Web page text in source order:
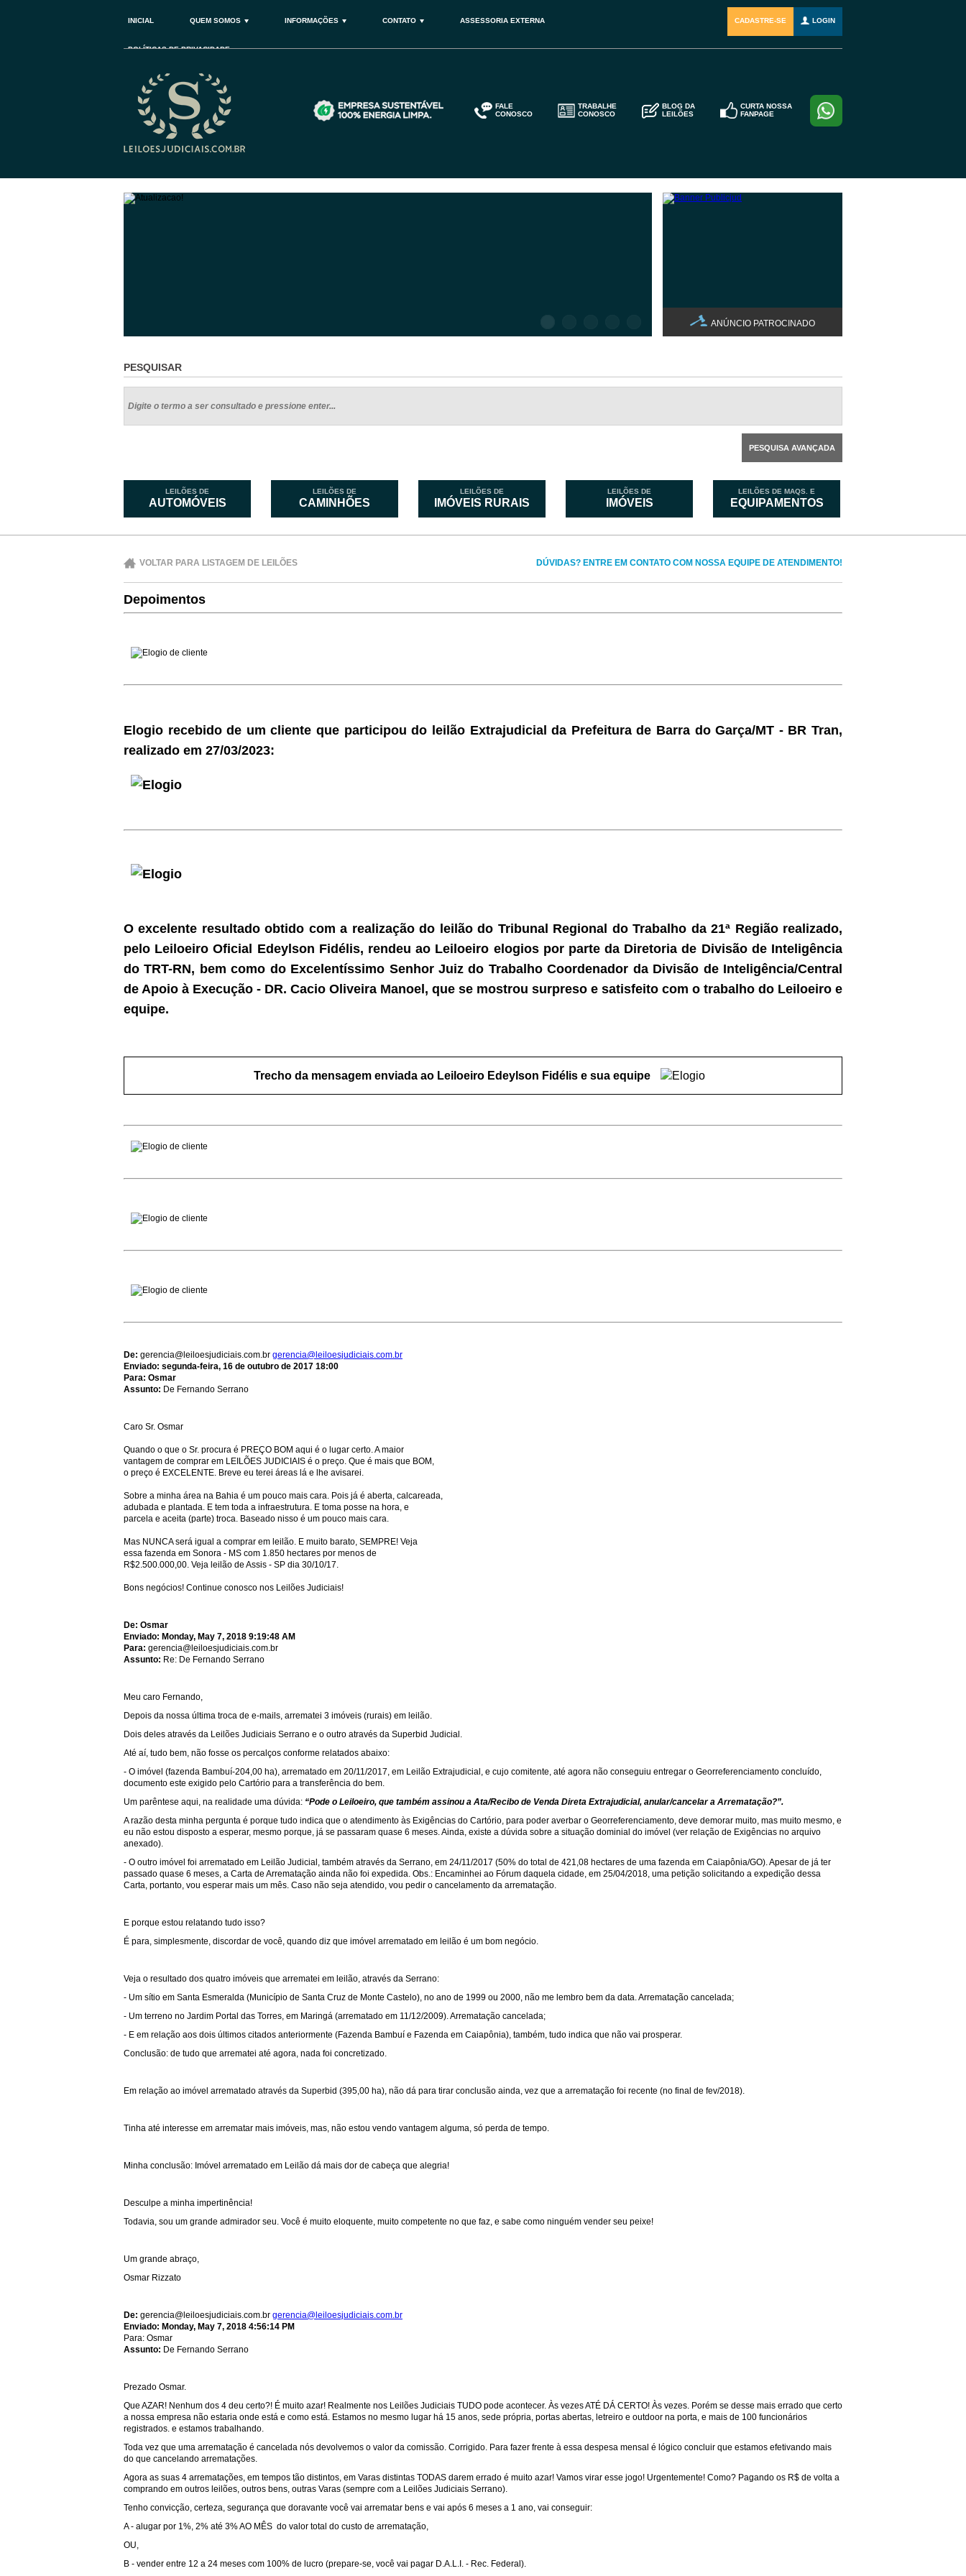
INICIAL QUEM SOMOS INFORMAÇÕES CONTATO ASSESSORIA EXTERNA
POLÍTICAS DE PRIVACIDADE
LOGIN
CADASTRE-SE
CURTA NOSSA
FANPAGE
BLOG DA
LEILÕES
TRABALHE
CONOSCO
FALE
CONOSCO
ANÚNCIO PATROCINADO
PESQUISAR
PESQUISA AVANÇADA
LEILÕES DE
AUTOMÓVEIS
LEILÕES DE
CAMINHÕES
LEILÕES DE
IMÓVEIS RURAIS
LEILÕES DE
IMÓVEIS
LEILÕES DE MAQS. E
EQUIPAMENTOS
VOLTAR PARA LISTAGEM DE LEILÕES DÚVIDAS? ENTRE EM CONTATO COM NOSSA EQUIPE DE ATENDIMENTO!
Depoimentos
Elogio recebido de um cliente que participou do leilão Extrajudicial da Prefeitura de Barra do Garça/MT - BR Tran,
realizado em 27/03/2023:
O excelente resultado obtido com a realização do leilão do Tribunal Regional do Trabalho da 21ª Região realizado,
pelo Leiloeiro Oficial Edeylson Fidélis, rendeu ao Leiloeiro elogios por parte da Diretoria de Divisão de Inteligência
do TRT-RN, bem como do Excelentíssimo Senhor Juiz do Trabalho Coordenador da Divisão de Inteligência/Central
de Apoio à Execução - DR. Cacio Oliveira Manoel, que se mostrou surpreso e satisfeito com o trabalho do Leiloeiro e
equipe.
Trecho da mensagem enviada ao Leiloeiro Edeylson Fidélis e sua equipe
De: gerencia@leiloesjudiciais.com.br gerencia@leiloesjudiciais.com.br
Enviado: segunda-feira, 16 de outubro de 2017 18:00
Para: Osmar
Assunto: De Fernando Serrano
Caro Sr. Osmar
Quando o que o Sr. procura é PREÇO BOM aqui é o lugar certo. A maior
vantagem de comprar em LEILÕES JUDICIAIS é o preço. Que é mais que BOM,
o preço é EXCELENTE. Breve eu terei áreas lá e lhe avisarei.
Sobre a minha área na Bahia é um pouco mais cara. Pois já é aberta, calcareada,
adubada e plantada. E tem toda a infraestrutura. E toma posse na hora, e
parcela e aceita (parte) troca. Baseado nisso é um pouco mais cara.
Mas NUNCA será igual a comprar em leilão. E muito barato, SEMPRE! Veja
essa fazenda em Sonora - MS com 1.850 hectares por menos de
R$2.500.000,00. Veja leilão de Assis - SP dia 30/10/17.
Bons negócios! Continue conosco nos Leilões Judiciais!
De: Osmar
Enviado: Monday, May 7, 2018 9:19:48 AM
Para: gerencia@leiloesjudiciais.com.br
Assunto: Re: De Fernando Serrano
Meu caro Fernando,
Depois da nossa última troca de e-mails, arrematei 3 imóveis (rurais) em leilão.
Dois deles através da Leilões Judiciais Serrano e o outro através da Superbid Judicial.
Até aí, tudo bem, não fosse os percalços conforme relatados abaixo:
- O imóvel (fazenda Bambuí-204,00 ha), arrematado em 20/11/2017, em Leilão Extrajudicial, e cujo comitente, até agora não conseguiu entregar o Georreferenciamento concluído,
documento este exigido pelo Cartório para a transferência do bem.
Um parêntese aqui, na realidade uma dúvida: “Pode o Leiloeiro, que também assinou a Ata/Recibo de Venda Direta Extrajudicial, anular/cancelar a Arrematação?”.
A razão desta minha pergunta é porque tudo indica que o atendimento às Exigências do Cartório, para poder averbar o Georreferenciamento, deve demorar muito, mas muito mesmo, e
eu não estou disposto a esperar, mesmo porque, já se passaram quase 6 meses. Ainda, existe a dúvida sobre a situação dominial do imóvel (ver relação de Exigências no arquivo
anexado).
- O outro imóvel foi arrematado em Leilão Judicial, também através da Serrano, em 24/11/2017 (50% do total de 421,08 hectares de uma fazenda em Caiapônia/GO). Apesar de já ter
passado quase 6 meses, a Carta de Arrematação ainda não foi expedida. Obs.: Encaminhei ao Fórum daquela cidade, em 25/04/2018, uma petição solicitando a expedição dessa
Carta, portanto, vou esperar mais um mês. Caso não seja atendido, vou pedir o cancelamento da arrematação.
E porque estou relatando tudo isso?
É para, simplesmente, discordar de você, quando diz que imóvel arrematado em leilão é um bom negócio.
Veja o resultado dos quatro imóveis que arrematei em leilão, através da Serrano:
- Um sítio em Santa Esmeralda (Município de Santa Cruz de Monte Castelo), no ano de 1999 ou 2000, não me lembro bem da data. Arrematação cancelada;
- Um terreno no Jardim Portal das Torres, em Maringá (arrematado em 11/12/2009). Arrematação cancelada;
- E em relação aos dois últimos citados anteriormente (Fazenda Bambuí e Fazenda em Caiapônia), também, tudo indica que não vai prosperar.
Conclusão: de tudo que arrematei até agora, nada foi concretizado.
Em relação ao imóvel arrematado através da Superbid (395,00 ha), não dá para tirar conclusão ainda, vez que a arrematação foi recente (no final de fev/2018).
Tinha até interesse em arrematar mais imóveis, mas, não estou vendo vantagem alguma, só perda de tempo.
Minha conclusão: Imóvel arrematado em Leilão dá mais dor de cabeça que alegria!
Desculpe a minha impertinência!
Todavia, sou um grande admirador seu. Você é muito eloquente, muito competente no que faz, e sabe como ninguém vender seu peixe!
Um grande abraço,
Osmar Rizzato
De: gerencia@leiloesjudiciais.com.br gerencia@leiloesjudiciais.com.br
Enviado: Monday, May 7, 2018 4:56:14 PM
Para: Osmar
Assunto: De Fernando Serrano
Prezado Osmar.
Que AZAR! Nenhum dos 4 deu certo?! É muito azar! Realmente nos Leilões Judiciais TUDO pode acontecer. Às vezes ATÉ DÁ CERTO! Às vezes. Porém se desse mais errado que certo
a nossa empresa não estaria onde está e como está. Estamos no mesmo lugar há 15 anos, sede própria, portas abertas, letreiro e outdoor na porta, e mais de 100 funcionários
registrados. e estamos trabalhando.
Toda vez que uma arrematação é cancelada nós devolvemos o valor da comissão. Corrigido. Para fazer frente à essa despesa mensal é lógico concluir que estamos efetivando mais
do que cancelando arrematações.
Agora as suas 4 arrematações, em tempos tão distintos, em Varas distintas TODAS darem errado é muito azar! Vamos virar esse jogo! Urgentemente! Como? Pagando os R$ de volta a
comprando em outros leilões, outros bens, outras Varas (sempre com a Leilões Judiciais Serrano).
Tenho convicção, certeza, segurança que doravante você vai arrematar bens e vai após 6 meses a 1 ano, vai conseguir:
A - alugar por 1%, 2% até 3% AO MÊS do valor total do custo de arrematação,
OU,
B - vender entre 12 a 24 meses com 100% de lucro (prepare-se, você vai pagar D.A.L.I. - Rec. Federal).